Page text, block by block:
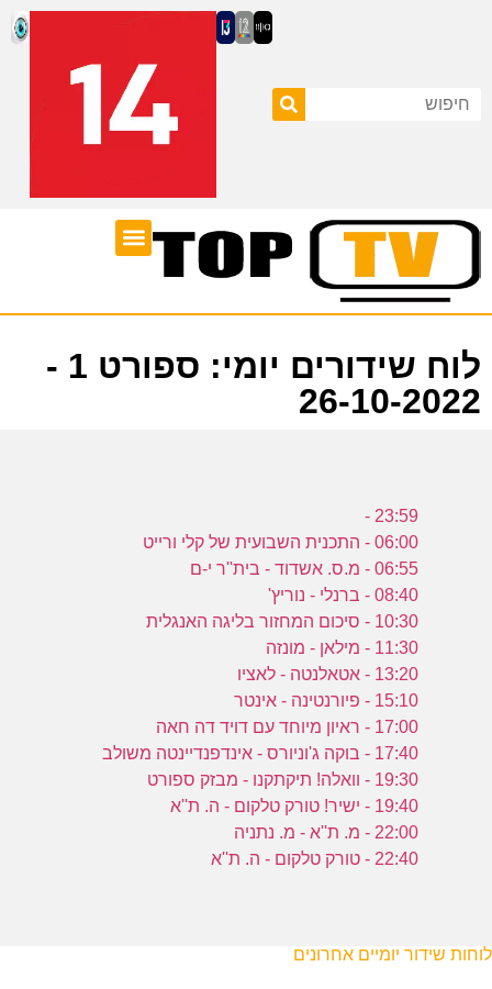
לוח שידורים יומי: ספורט 1 -
26-10-2022
23:59 -
06:00 - התכנית השבועית של קלי ורייט
06:55 - מ.ס. אשדוד - בית''ר י-ם
08:40 - ברנלי - נוריץ'
10:30 - סיכום המחזור בליגה האנגלית
11:30 - מילאן - מונזה
13:20 - אטאלנטה - לאציו
15:10 - פיורנטינה - אינטר
17:00 - ראיון מיוחד עם דויד דה חאה
17:40 - בוקה ג'וניורס - אינדפנדיינטה משולב
19:30 - וואלה! תיקתקנו - מבזק ספורט
19:40 - ישיר! טורק טלקום - ה. ת''א
22:00 - מ. ת''א - מ. נתניה
22:40 - טורק טלקום - ה. ת''א
לוחות שידור יומיים אחרונים